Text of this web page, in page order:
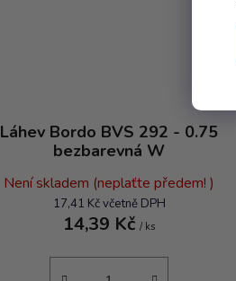
Láhev Bordo BVS 292 - 0.75
bezbarevná W
Není skladem (neplaťte předem! )
17,41 Kč včetně DPH
14,39 Kč/ ks